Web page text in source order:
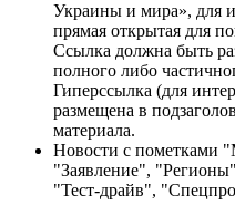
Украины и мира», для
прямая открытая для
Ссылка должна быть
полного либо
Гиперссылка (для
размещена в
материала.
Новости с пометками
"Заявление",
"Тест-драйв",